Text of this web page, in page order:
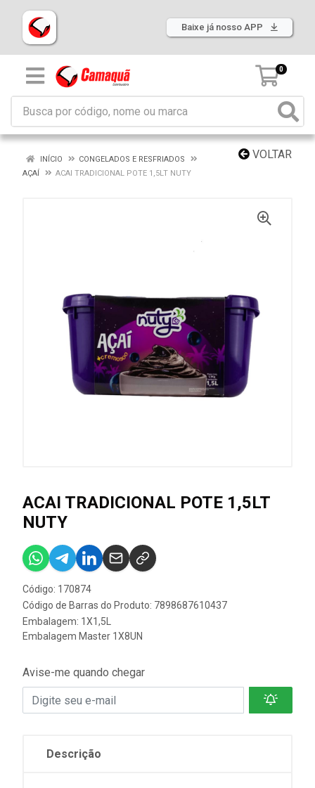
Baixe já nosso APP
0
VOLTAR
INÍCIO
CONGELADOS E RESFRIADOS
AÇAÍ
ACAI TRADICIONAL POTE 1,5LT NUTY
ACAI TRADICIONAL POTE 1,5LT
NUTY
Código: 170874
Código de Barras do Produto: 7898687610437
Embalagem: 1X1,5L
Embalagem Master 1X8UN
Avise-me quando chegar
Descrição